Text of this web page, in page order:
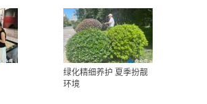
绿化精细养护 夏季扮靓
环境